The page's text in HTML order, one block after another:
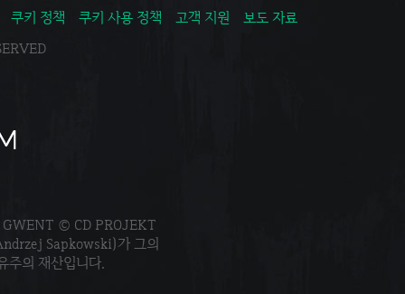
쿠키 정책 쿠키 사용 정책 고객 지원
보도 자료
© CD PROJEKT
Sapkowski)가 그의
주의 재산입니다.